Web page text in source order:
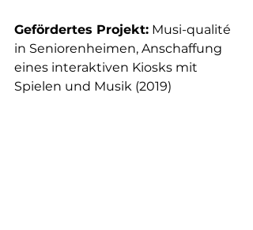
Gefördertes Projekt: Musi-qualité
in Seniorenheimen, Anschaffung
eines interaktiven Kiosks mit
Spielen und Musik (2019)